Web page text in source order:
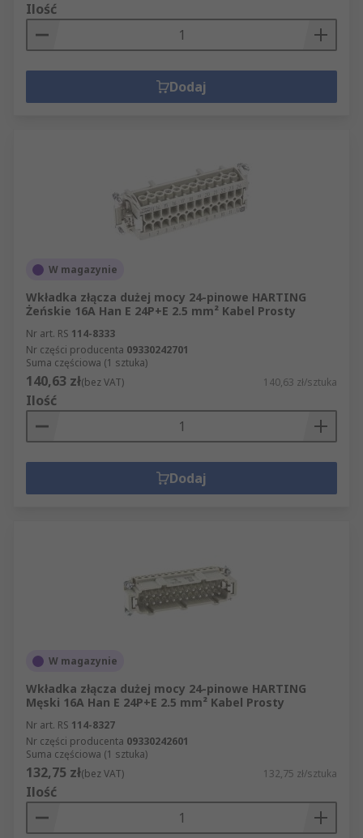
Ilość
Dodaj
W magazynie
Wkładka złącza dużej mocy 24-pinowe HARTING
Żeńskie 16A Han E 24P+E 2.5 mm² Kabel Prosty
Nr art. RS 114-8333
Nr części producenta 09330242701
Suma częściowa (1 sztuka)
140,63 zł(bez VAT) 140,63 zł/sztuka
Ilość
Dodaj
W magazynie
Wkładka złącza dużej mocy 24-pinowe HARTING
Męski 16A Han E 24P+E 2.5 mm² Kabel Prosty
Nr art. RS 114-8327
Nr części producenta 09330242601
Suma częściowa (1 sztuka)
132,75 zł(bez VAT) 132,75 zł/sztuka
Ilość